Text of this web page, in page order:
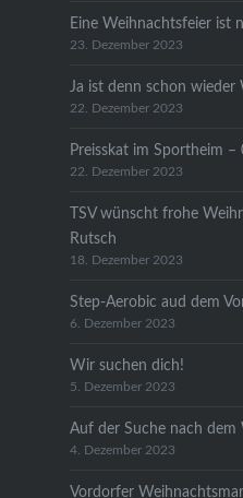
Eine Weihnachtsfeier ist
23. Dezember 2023
Ja ist denn schon
22. Dezember 2023
Preisskat im Sportheim –
22. Dezember 2023
TSV wünscht frohe
Rutsch
18. Dezember 2023
Step-Aerobic aud dem
6. Dezember 2023
Wir suchen dich!
5. Dezember 2023
Auf der Suche nach dem
4. Dezember 2023
Vordorfer